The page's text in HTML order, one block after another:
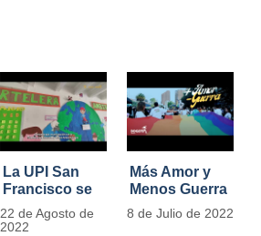
La UPI San
Francisco se
llena de color
y vida con la
22 de Agosto de
2022
Más Amor y
Menos Guerra
8 de Julio de 2022